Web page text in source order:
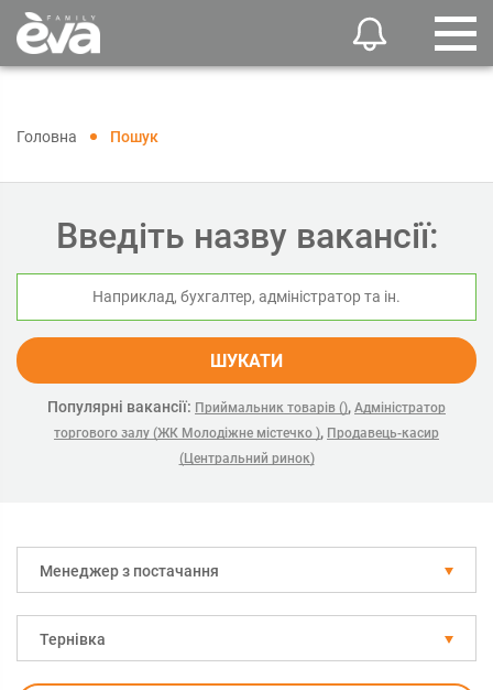
Головна Пошук
Введіть назву вакансії:
ШУКАТИ
Популярні вакансії: Приймальник товарів (), Адміністратор
торгового залу (ЖК Молодіжне містечко ), Продавець-касир
(Центральний ринок)
Менеджер з постачання
Тернівка